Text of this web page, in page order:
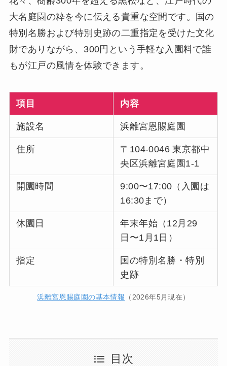
大名庭園の粋を今に伝える貴重な空間です。国の
特別名勝および特別史跡の二重指定を受けた文化
財でありながら、300円という手軽な入園料で誰
もが江戸の風情を体験できます。
項目 内容
施設名 浜離宮恩賜庭園
住所
〒104-0046 東京都中
央区浜離宮庭園1-1
開園時間
9:00〜17:00（入園は
16:30まで）
休園日
年末年始（12月29
日〜1月1日）
指定
国の特別名勝・特別
史跡
浜離宮恩賜庭園の基本情報 （2026年5月現在）
目次